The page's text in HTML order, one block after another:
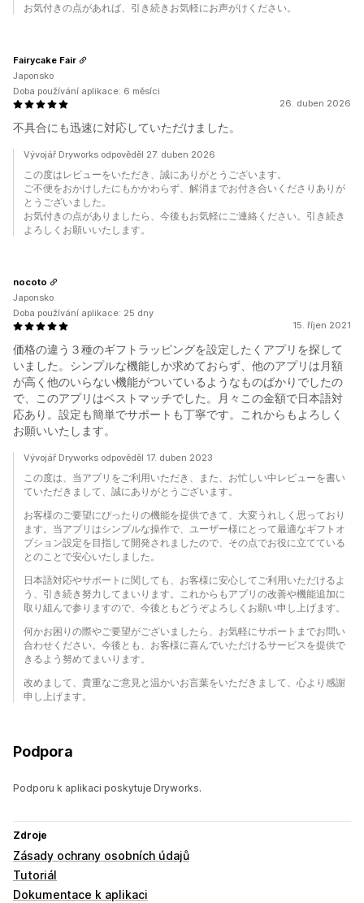
お気付きの点があれば、引き続きお気軽にお声がけください。
26. duben 2026
不具合にも迅速に対応していただけました。
Fairycake Fair
Japonsko
Doba používání aplikace: 6 měsíci
Vývojář Dryworks odpověděl 27. duben 2026
この度はレビューをいただき、誠にありがとうございます。
ご不便をおかけしたにもかかわらず、解消までお付き合いくださりありが
とうございました。
お気付きの点がありましたら、今後もお気軽にご連絡ください。引き続き
よろしくお願いいたします。
15. říjen 2021
価格の違う３種のギフトラッピングを設定したくアプリを探して
いました。シンプルな機能しか求めておらず、他のアプリは月額
が高く他のいらない機能がついているようなものばかりでしたの
で、このアプリはベストマッチでした。月々この金額で日本語対
応あり。設定も簡単でサポートも丁寧です。これからもよろしく
お願いいたします。
nocoto
Japonsko
Doba používání aplikace: 25 dny
Vývojář Dryworks odpověděl 17. duben 2023
この度は、当アプリをご利用いただき、また、お忙しい中レビューを書い
ていただきまして、誠にありがとうございます。
お客様のご要望にぴったりの機能を提供できて、大変うれしく思っており
ます。当アプリはシンプルな操作で、ユーザー様にとって最適なギフトオ
プション設定を目指して開発されましたので、その点でお役に立てている
とのことで安心いたしました。
日本語対応やサポートに関しても、お客様に安心してご利用いただけるよ
う、引き続き努力してまいります。これからもアプリの改善や機能追加に
取り組んで参りますので、今後ともどうぞよろしくお願い申し上げます。
何かお困りの際やご要望がございましたら、お気軽にサポートまでお問い
合わせください。今後とも、お客様に喜んでいただけるサービスを提供で
きるよう努めてまいります。
改めまして、貴重なご意見と温かいお言葉をいただきまして、心より感謝
申し上げます。
Podpora
Podporu k aplikaci poskytuje Dryworks.
Zdroje
Zásady ochrany osobních údajů
Tutoriál
Dokumentace k aplikaci